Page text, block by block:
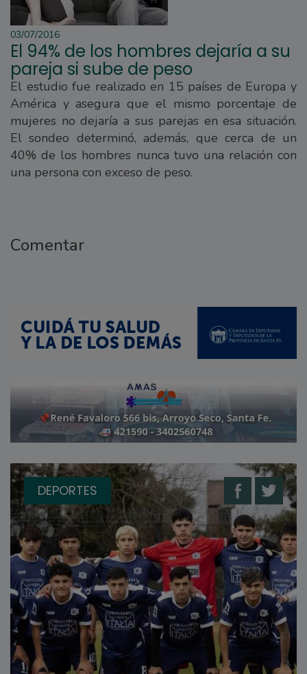
03/07/2016
El 94% de los hombres dejaría a su
pareja si sube de peso
El estudio fue realizado en 15 países de Europa y
América y asegura que el mismo porcentaje de
mujeres no dejaría a sus parejas en esa situación.
El sondeo determinó, además, que cerca de un
40% de los hombres nunca tuvo una relación con
una persona con exceso de peso.
Comentar
DEPORTES